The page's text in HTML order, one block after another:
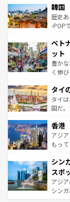
はコン
いる
ビン
い。
参照
ン）
と山
驚き
容に
照し
韓国
歴史
-POP
き、
でき
まで
らで
覧 を
ベト
ット
豊か
く伸
急速
ーチ
醸し
とつ
ひ現
が旅
参照
タイ
タイ
国だ
の活
帯で
いビ
激す
が待
た文
香港
アジ
もっ
み、
てお
うな
シン
スポ
アジ
シン